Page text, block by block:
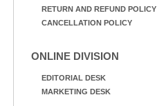
RETURN AND REFUND POLICY
CANCELLATION POLICY
ONLINE DIVISION
EDITORIAL DESK
MARKETING DESK